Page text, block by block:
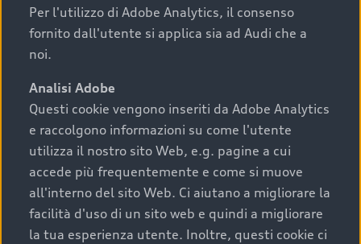
I requisiti fondamentali da considerare prima di
acquistare un’auto usata, oltre al prezzo e all'aspetto,
chilometraggio: un valore contenuto corrisponde a
uno stato migliore del veicolo e a una maggiore
durata nel tempo;
cronologia dei tagliandi: una documentazione
completa della vettura certifica una manutenzione
costante e accurata;
Per l'utilizzo di Adobe Analytics, il consenso
fornito dall'utente si applica sia ad Audi che a
noi.
Analisi Adobe
Questi cookie vengono inseriti da Adobe Analytics
e raccolgono informazioni su come l'utente
utilizza il nostro sito Web, e.g. pagine a cui
accede più frequentemente e come si muove
all'interno del sito Web. Ci aiutano a migliorare la
facilità d'uso di un sito web e quindi a migliorare
la tua esperienza utente. Inoltre, questi cookie ci